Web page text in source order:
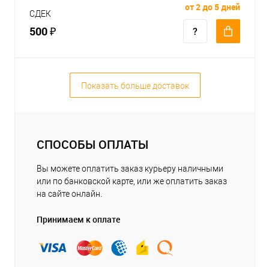
СДЕК
500 ₽
от 2 до 5 дней
Показать больше доставок
СПОСОБЫ ОПЛАТЫ
Вы можете оплатить заказ курьеру наличными
или по банковской карте, или же оплатить заказ
на сайте онлайн.
Принимаем к оплате